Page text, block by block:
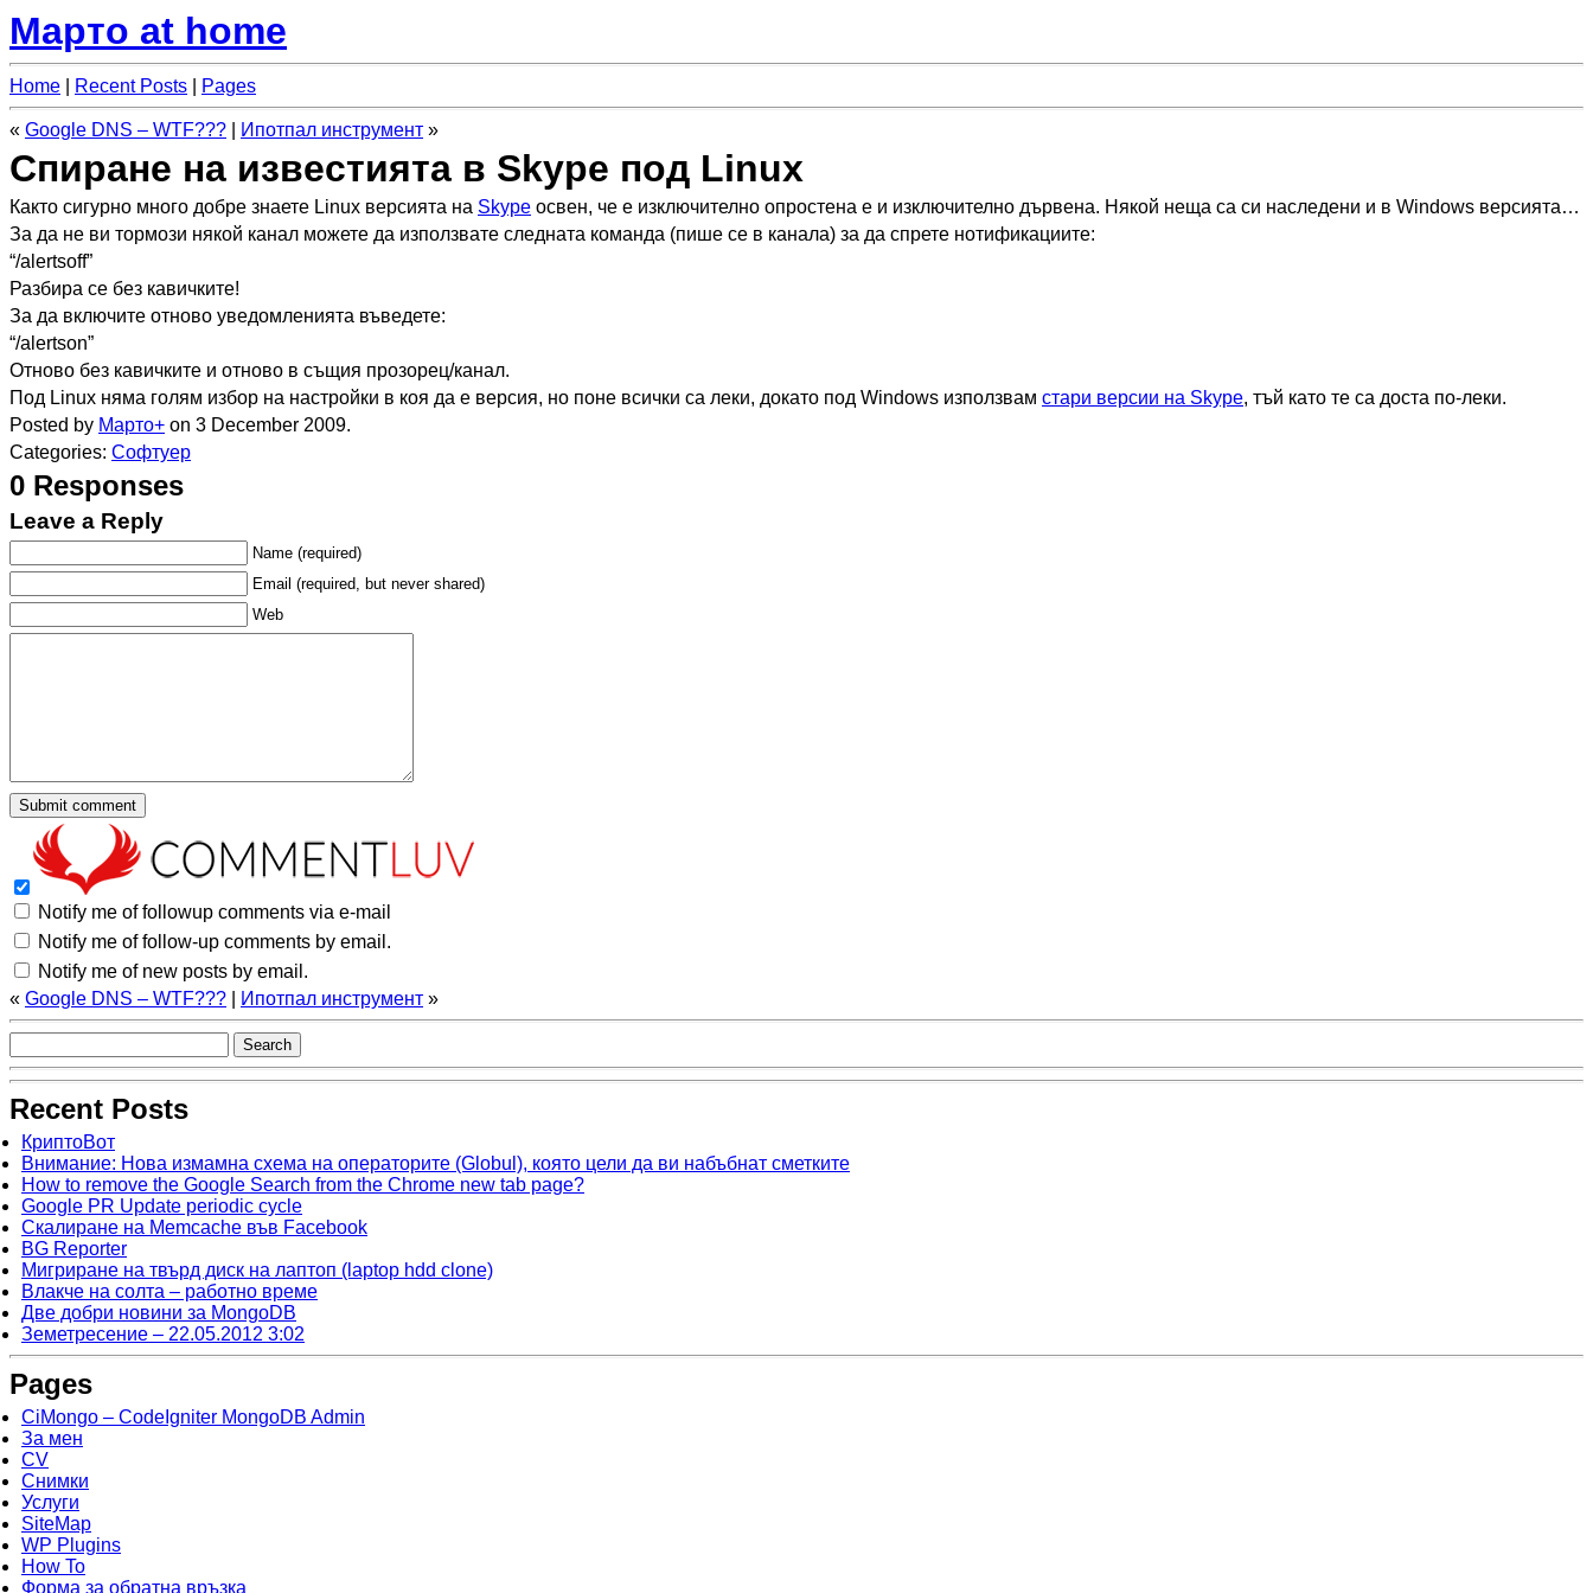
Марто at home
Home Recent Posts Pages
« Google DNS – WTF??? Ипотпал инструмент »
Спиране на известията в Skype под Linux
Както сигурно много добре знаете Linux версията на Skype освен, че е изключително опростена е и изключително дървена. Някой неща са си наследени и в Windows версията…
За да не ви тормози някой канал можете да използвате следната команда (пише се в канала) за да спрете нотификациите:
“/alertsoff”
Разбира се без кавичките!
За да включите отново уведомленията въведете:
“/alertson”
Отново без кавичките и отново в същия прозорец/канал.
Под Linux няма голям избор на настройки в коя да е версия, но поне всички са леки, докато под Windows използвам стари версии на Skype, тъй като те са доста по-леки.
Posted by Марто+ on 3 December 2009.
Categories: Софтуер
0 Responses
Leave a Reply
Name (required)
Email (required, but never shared)
Web
Notify me of followup comments via e-mail
Notify me of follow-up comments by email.
Notify me of new posts by email.
« Google DNS – WTF??? Ипотпал инструмент »
Recent Posts
КриптоВот
Внимание: Нова измамна схема на операторите (Globul), която цели да ви набъбнат сметките
How to remove the Google Search from the Chrome new tab page?
Google PR Update periodic cycle
Скалиране на Memcache във Facebook
BG Reporter
Мигриране на твърд диск на лаптоп (laptop hdd clone)
Влакче на солта – работно време
Две добри новини за MongoDB
Земетресение – 22.05.2012 3:02
Pages
CiMongo – CodeIgniter MongoDB Admin
За мен
CV
Снимки
Услуги
SiteMap
WP Plugins
How To
Форма за обратна връзка